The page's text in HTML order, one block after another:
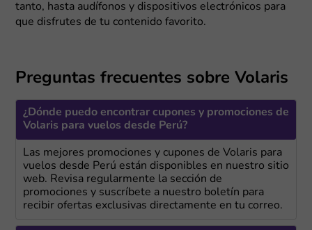
tanto, hasta audífonos y dispositivos electrónicos para
que disfrutes de tu contenido favorito.
Preguntas frecuentes sobre Volaris
¿Dónde puedo encontrar cupones y promociones de
Volaris para vuelos desde Perú?
Las mejores promociones y cupones de Volaris para
vuelos desde Perú están disponibles en nuestro sitio
web. Revisa regularmente la sección de
promociones y suscríbete a nuestro boletín para
recibir ofertas exclusivas directamente en tu correo.